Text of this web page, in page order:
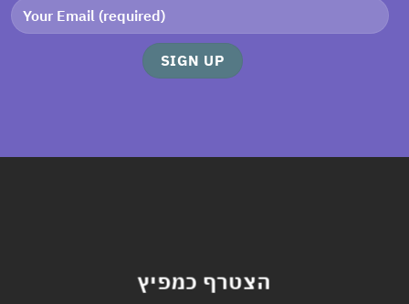
הצטרף כמפיץ